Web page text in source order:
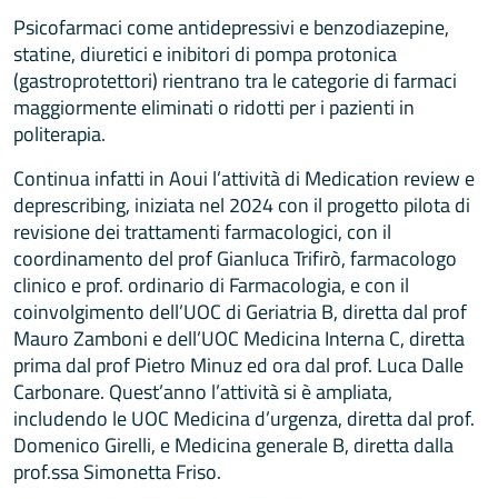
Psicofarmaci come antidepressivi e benzodiazepine,
statine, diuretici e inibitori di pompa protonica
(gastroprotettori) rientrano tra le categorie di farmaci
maggiormente eliminati o ridotti per i pazienti in
politerapia.
Continua infatti in Aoui l’attività di Medication review e
deprescribing, iniziata nel 2024 con il progetto pilota di
revisione dei trattamenti farmacologici, con il
coordinamento del prof Gianluca Trifirò, farmacologo
clinico e prof. ordinario di Farmacologia, e con il
coinvolgimento dell’UOC di Geriatria B, diretta dal prof
Mauro Zamboni e dell’UOC Medicina Interna C, diretta
prima dal prof Pietro Minuz ed ora dal prof. Luca Dalle
Carbonare. Quest’anno l’attività si è ampliata,
includendo le UOC Medicina d’urgenza, diretta dal prof.
Domenico Girelli, e Medicina generale B, diretta dalla
prof.ssa Simonetta Friso.